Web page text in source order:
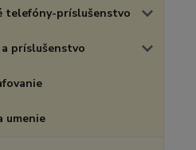
telefóny-príslušenstvo
príslušenstvo
umenie